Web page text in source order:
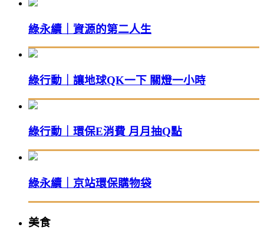
綠永續｜資源的第二人生
綠行動｜讓地球QK一下 關燈一小時
綠行動｜環保E消費 月月抽Q點
綠永續｜京站環保購物袋
美食